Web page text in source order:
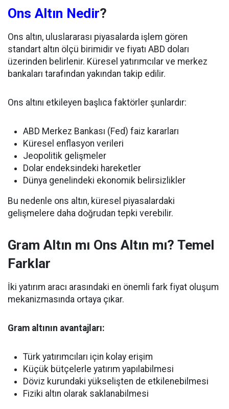
Ons Altın Nedir?
Ons altın, uluslararası piyasalarda işlem gören
standart altın ölçü birimidir ve fiyatı ABD doları
üzerinden belirlenir. Küresel yatırımcılar ve merkez
bankaları tarafından yakından takip edilir.
Ons altını etkileyen başlıca faktörler şunlardır:
ABD Merkez Bankası (Fed) faiz kararları
Küresel enflasyon verileri
Jeopolitik gelişmeler
Dolar endeksindeki hareketler
Dünya genelindeki ekonomik belirsizlikler
Bu nedenle ons altın, küresel piyasalardaki
gelişmelere daha doğrudan tepki verebilir.
Gram Altın mı Ons Altın mı? Temel
Farklar
İki yatırım aracı arasındaki en önemli fark fiyat oluşum
mekanizmasında ortaya çıkar.
Gram altının avantajları:
Türk yatırımcıları için kolay erişim
Küçük bütçelerle yatırım yapılabilmesi
Döviz kurundaki yükselişten de etkilenebilmesi
Fiziki altın olarak saklanabilmesi